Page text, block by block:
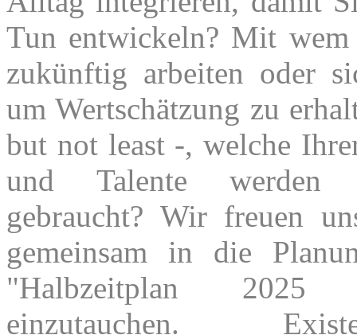
Tun entwickeln? Mit wem
zukünftig arbeiten oder
um Wertschätzung zu
but not least -, welche
und Talente
gebraucht? Wir freuen
gemeinsam in die
"Halbzeitplan
einzutauchen.